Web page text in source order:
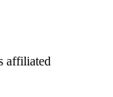
affiliated